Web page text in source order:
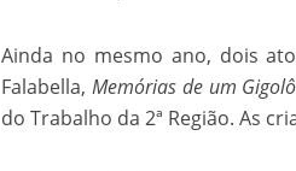
Os segredos não
Ainda no mesmo ano, dois
Falabella,Memórias de um Gigolô
do Trabalho da 2ª Região. As